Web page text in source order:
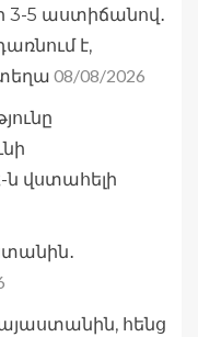
3-5 աստիճանով․
է,
08/08/2026
ն վստահելի
հենց